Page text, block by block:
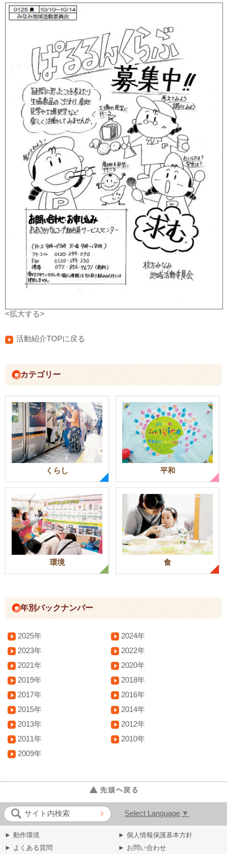
<拡大する>
活動紹介TOPに戻る
カテゴリー
くらし 平和
環境 食
年別バックナンバー
2025年
2024年
2023年
2022年
2021年
2020年
2019年
2018年
2017年
2016年
2015年
2014年
2013年
2012年
2011年
2010年
2009年
サイト内検索 Select Language ▼
► 動作環境
► 個人情報保護基本方針
► よくある質問
► お問い合わせ